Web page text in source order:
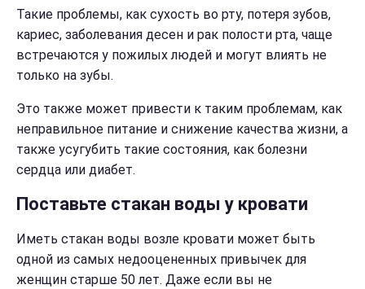
Такие проблемы, как сухость во рту, потеря зубов,
кариес, заболевания десен и рак полости рта, чаще
встречаются у пожилых людей и могут влиять не
только на зубы.
Это также может привести к таким проблемам, как
неправильное питание и снижение качества жизни, а
также усугубить такие состояния, как болезни
сердца или диабет.
Поставьте стакан воды у кровати
Иметь стакан воды возле кровати может быть
одной из самых недооцененных привычек для
женщин старше 50 лет. Даже если вы не